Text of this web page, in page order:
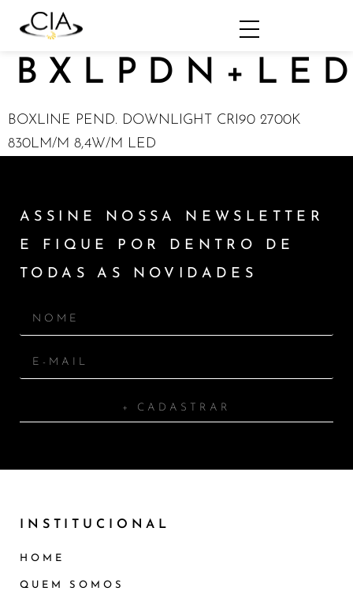
BOXLINE PEND. DOWNLIGHT CRI90 2700K
830LM/M 8,4W/M LED
ASSINE NOSSA NEWSLETTER
E FIQUE POR DENTRO DE
TODAS AS NOVIDADES
+ CADASTRAR
INSTITUCIONAL
HOME
QUEM SOMOS